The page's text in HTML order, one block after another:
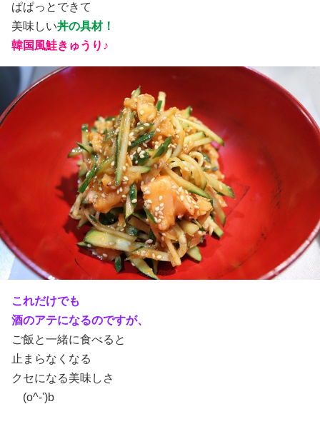
ぱぱっとできて
美味しい丼の具材！
韓国風鮭きゅうり♪
これだけでも
酒のアテになるのですが、
ご飯と一緒に食べると
止まらなくなる
クセになる美味しさ
(o^-')b